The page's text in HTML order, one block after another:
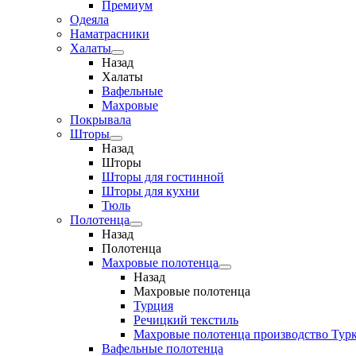
Премиум
Одеяла
Наматрасники
Халаты
Назад
Халаты
Вафельные
Махровые
Покрывала
Шторы
Назад
Шторы
Шторы для гостинной
Шторы для кухни
Тюль
Полотенца
Назад
Полотенца
Махровые полотенца
Назад
Махровые полотенца
Турция
Речицкий текстиль
Махровые полотенца производство
Вафельные полотенца